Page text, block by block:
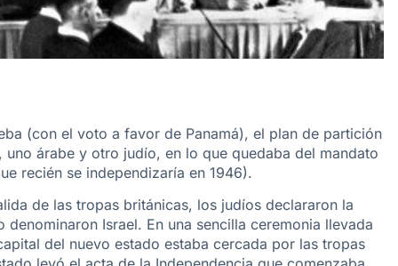
(con el voto a favor de Panamá), el plan de partición
árabe y otro judío, en lo que quedaba del mandato
recién se independizaría en 1946).
de las tropas británicas, los judíos declararon la
Israel. En una sencilla ceremonia llevada
del nuevo estado estaba cercada por las tropas